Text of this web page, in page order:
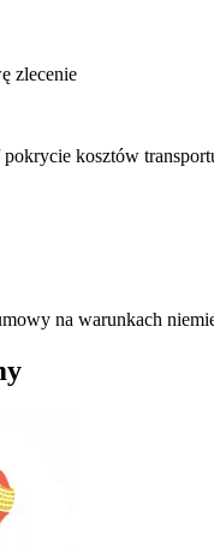
zlecenie
kosztów
na warunkach